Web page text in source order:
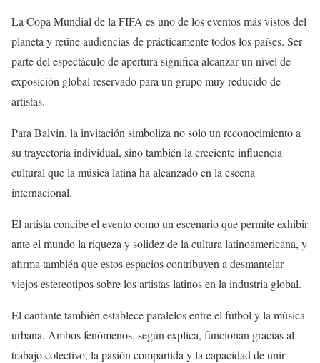
La Copa Mundial de la FIFA es uno de los eventos más vistos del
planeta y reúne audiencias de prácticamente todos los países. Ser
parte del espectáculo de apertura significa alcanzar un nivel de
exposición global reservado para un grupo muy reducido de
artistas.
Para Balvin, la invitación simboliza no solo un reconocimiento a
su trayectoria individual, sino también la creciente influencia
cultural que la música latina ha alcanzado en la escena
internacional.
El artista concibe el evento como un escenario que permite exhibir
ante el mundo la riqueza y solidez de la cultura latinoamericana, y
afirma también que estos espacios contribuyen a desmantelar
viejos estereotipos sobre los artistas latinos en la industria global.
El cantante también establece paralelos entre el fútbol y la música
urbana. Ambos fenómenos, según explica, funcionan gracias al
trabajo colectivo, la pasión compartida y la capacidad de unir